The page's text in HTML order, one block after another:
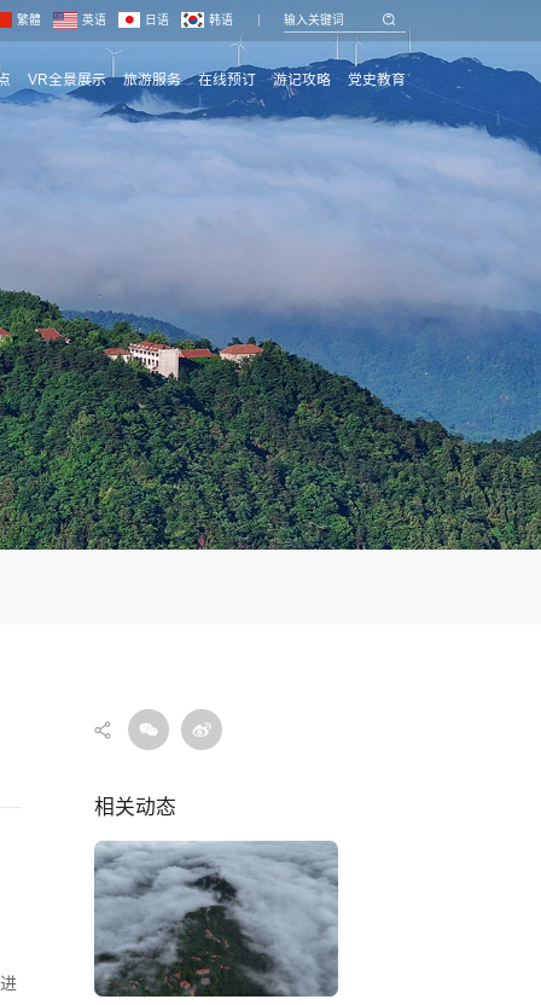
繁體 英语 日语 韩语
VR全景展示 旅游服务 在线预订 游记攻略 党史教育
进
相关动态